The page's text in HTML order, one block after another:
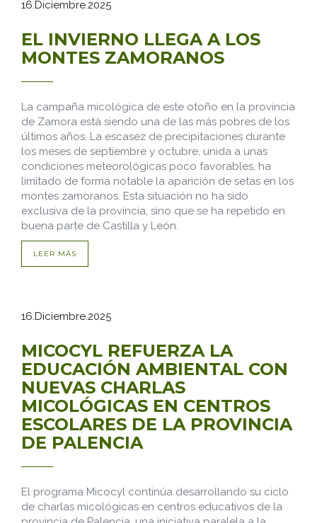
16.Diciembre.2025
EL INVIERNO LLEGA A LOS
MONTES ZAMORANOS
La campaña micológica de este otoño en la provincia
de Zamora está siendo una de las más pobres de los
últimos años. La escasez de precipitaciones durante
los meses de septiembre y octubre, unida a unas
condiciones meteorológicas poco favorables, ha
limitado de forma notable la aparición de setas en los
montes zamoranos. Esta situación no ha sido
exclusiva de la provincia, sino que se ha repetido en
buena parte de Castilla y León.
LEER MÁS
16.Diciembre.2025
MICOCYL REFUERZA LA
EDUCACIÓN AMBIENTAL CON
NUEVAS CHARLAS
MICOLÓGICAS EN CENTROS
ESCOLARES DE LA PROVINCIA
DE PALENCIA
El programa Micocyl continúa desarrollando su ciclo
de charlas micológicas en centros educativos de la